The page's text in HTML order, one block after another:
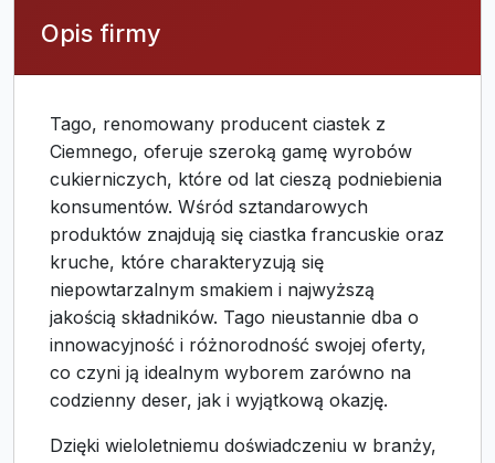
Opis firmy
Tago, renomowany producent ciastek z
Ciemnego, oferuje szeroką gamę wyrobów
cukierniczych, które od lat cieszą podniebienia
konsumentów. Wśród sztandarowych
produktów znajdują się ciastka francuskie oraz
kruche, które charakteryzują się
niepowtarzalnym smakiem i najwyższą
jakością składników. Tago nieustannie dba o
innowacyjność i różnorodność swojej oferty,
co czyni ją idealnym wyborem zarówno na
codzienny deser, jak i wyjątkową okazję.
Dzięki wieloletniemu doświadczeniu w branży,